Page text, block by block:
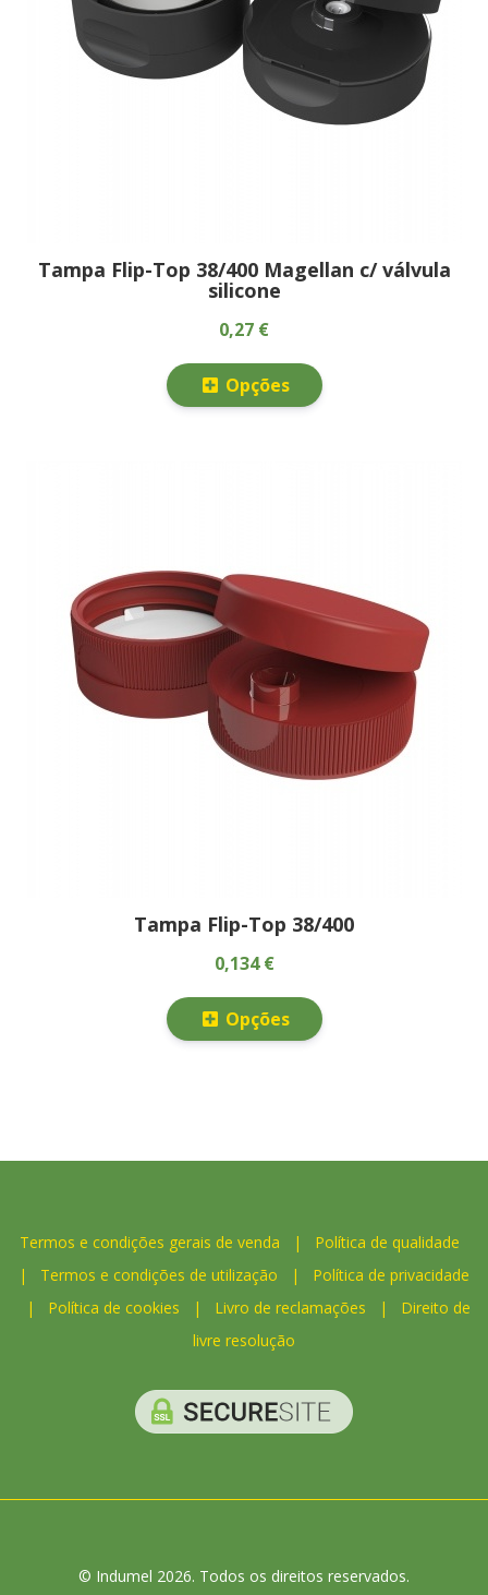
Tampa Flip-Top 38/400 Magellan c/ válvula
silicone
0,27 €
Opções
Tampa Flip-Top 38/400
0,134 €
Opções
Termos e condições gerais de venda | Política de qualidade
| Termos e condições de utilização | Política de privacidade
| Política de cookies | Livro de reclamações | Direito de
livre resolução
© Indumel 2026. Todos os direitos reservados.